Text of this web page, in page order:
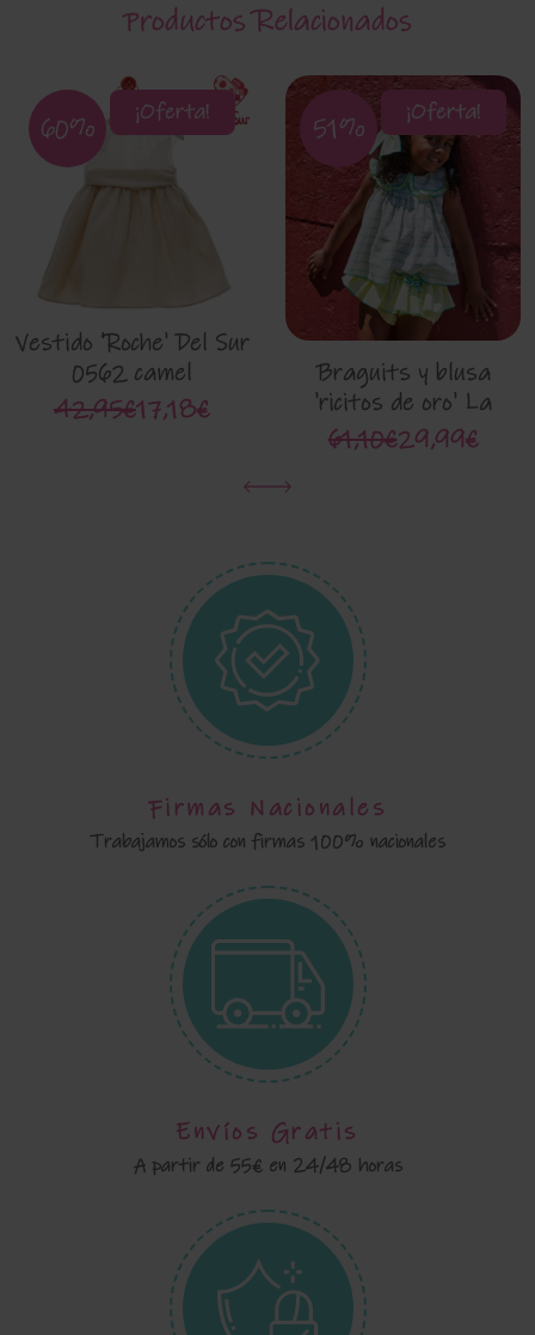
Productos Relacionados
¡Oferta!
60%
Vestido 'Roche' Del Sur
0562 camel
42,95€17,18€
¡Oferta!
51%
Braguits y blusa
'ricitos de oro' La
Martinica 8091-G
61,10€29,99€
Firmas Nacionales
Trabajamos sólo con firmas 100% nacionales
Envíos Gratis
A partir de 55€ en 24/48 horas